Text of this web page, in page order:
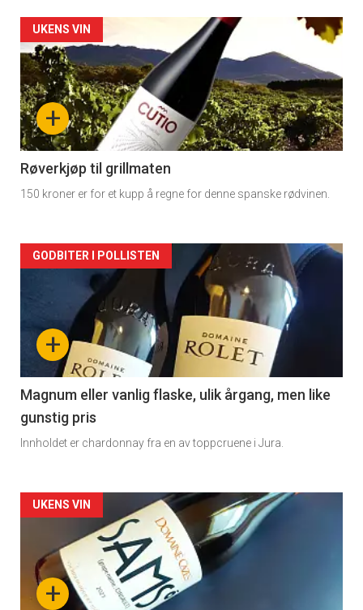
Forsiden
akkurat
nå
-
2
+
UKENS VIN
Røverkjøp til grillmaten
150 kroner er for et kupp å regne for denne spanske rødvinen.
Forsiden
akkurat
nå
3
+
GODBITER I POLLISTEN
Magnum eller vanlig flaske, ulik årgang, men like
gunstig pris
Innholdet er chardonnay fra en av toppcruene i Jura.
Forsiden
akkurat
nå+
UKENS VIN